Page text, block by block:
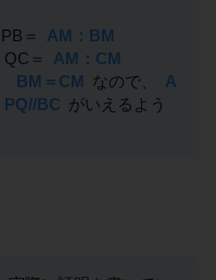
＝
AM：BM
＝
AM：CM
BM＝CM なので、
A
BC がいえるよう